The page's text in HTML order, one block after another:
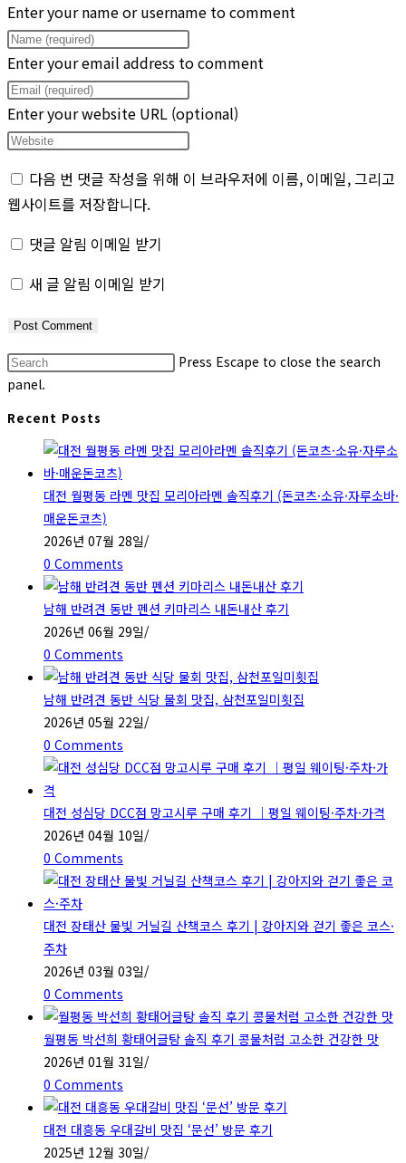
Enter your name or username to comment
Enter your email address to comment
Enter your website URL (optional)
다음 번 댓글 작성을 위해 이 브라우저에 이름, 이메일, 그리고
웹사이트를 저장합니다.
댓글 알림 이메일 받기
새 글 알림 이메일 받기
Press Escape to close the search
panel.
Recent Posts
대전 월평동 라멘 맛집 모리아라멘 솔직후기 (돈코츠·소유·자루소바·
매운돈코츠)
2026년 07월 28일/
0 Comments
남해 반려견 동반 펜션 키마리스 내돈내산 후기
2026년 06월 29일/
0 Comments
남해 반려견 동반 식당 물회 맛집, 삼천포일미횟집
2026년 05월 22일/
0 Comments
대전 성심당 DCC점 망고시루 구매 후기 ｜평일 웨이팅·주차·가격
2026년 04월 10일/
0 Comments
대전 장태산 물빛 거닐길 산책코스 후기 | 강아지와 걷기 좋은 코스·
주차
2026년 03월 03일/
0 Comments
월평동 박선희 황태어글탕 솔직 후기 콩물처럼 고소한 건강한 맛
2026년 01월 31일/
0 Comments
대전 대흥동 우대갈비 맛집 ‘문선’ 방문 후기
2025년 12월 30일/